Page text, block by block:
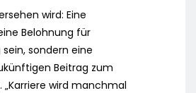
wird: Eine
Belohnung für
sondern eine
Beitrag zum
wird manchmal